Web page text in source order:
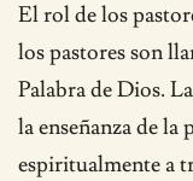
El rol de los
los pastores son
Palabra de Dios.
la enseñanza de la
espiritualmente a